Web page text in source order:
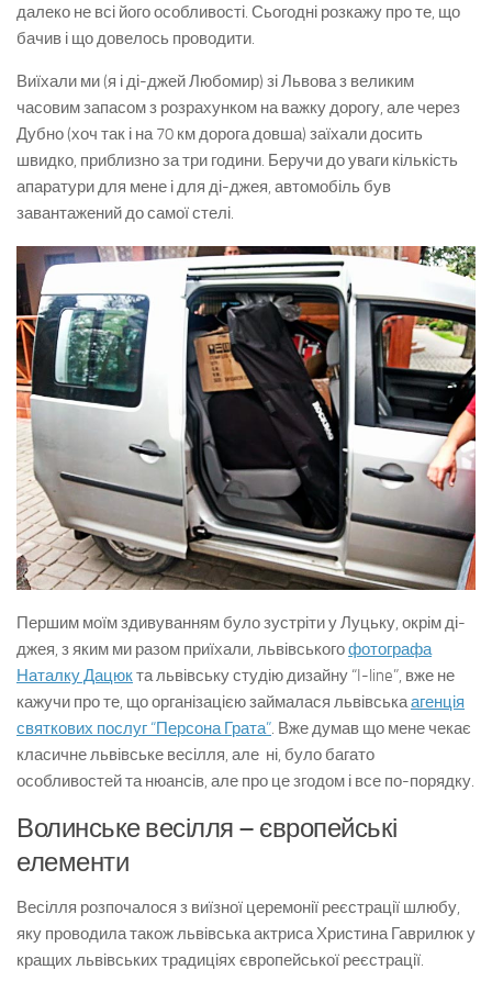
далеко не всі його особливості. Сьогодні розкажу про те, що
бачив і що довелось проводити.
Виїхали ми (я і ді-джей Любомир) зі Львова з великим
часовим запасом з розрахунком на важку дорогу, але через
Дубно (хоч так і на 70 км дорога довша) заїхали досить
швидко, приблизно за три години. Беручи до уваги кількість
апаратури для мене і для ді-джея, автомобіль був
завантажений до самої стелі.
Першим моїм здивуванням було зустріти у Луцьку, окрім ді-
джея, з яким ми разом приїхали, львівськогофотографа
Наталку Дацюкта львівську студію дизайну “I-line”, вже не
кажучи про те, що організацією займалася львівськаагенція
святкових послуг “Персона Грата”. Вже думав що мене чекає
класичне львівське весілля, але ні, було багато
особливостей та нюансів, але про це згодом і все по-порядку.
Волинське весілля – європейські
елементи
Весілля розпочалося з виїзної церемонії реєстрації шлюбу,
яку проводила також львівська актриса Христина Гаврилюк у
кращих львівських традиціях європейської реєстрації.